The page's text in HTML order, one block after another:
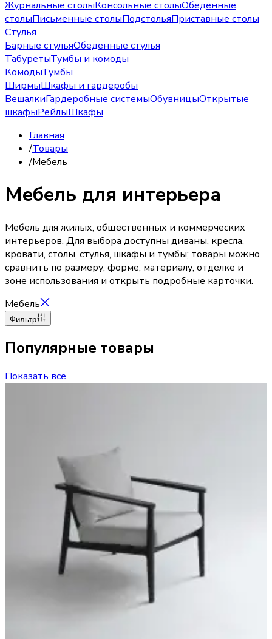
Журнальные столыКонсольные столыОбеденные
столыПисьменные столыПодстольяПриставные столы
Стулья
Барные стульяОбеденные стулья
ТабуретыТумбы и комоды
КомодыТумбы
ШирмыШкафы и гардеробы
ВешалкиГардеробные системыОбувницыОткрытые
шкафыРейлыШкафы
Главная
/Товары
/Мебель
Мебель для интерьера
Мебель для жилых, общественных и коммерческих
интерьеров. Для выбора доступны диваны, кресла,
кровати, столы, стулья, шкафы и тумбы; товары можно
сравнить по размеру, форме, материалу, отделке и
зоне использования и открыть подробные карточки.
Мебель
Фильтр
Популярные товары
Показать все